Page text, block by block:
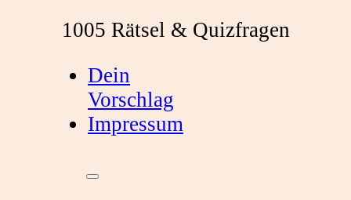
1005 Rätsel & Quizfragen
Dein
Vorschlag
Impressum